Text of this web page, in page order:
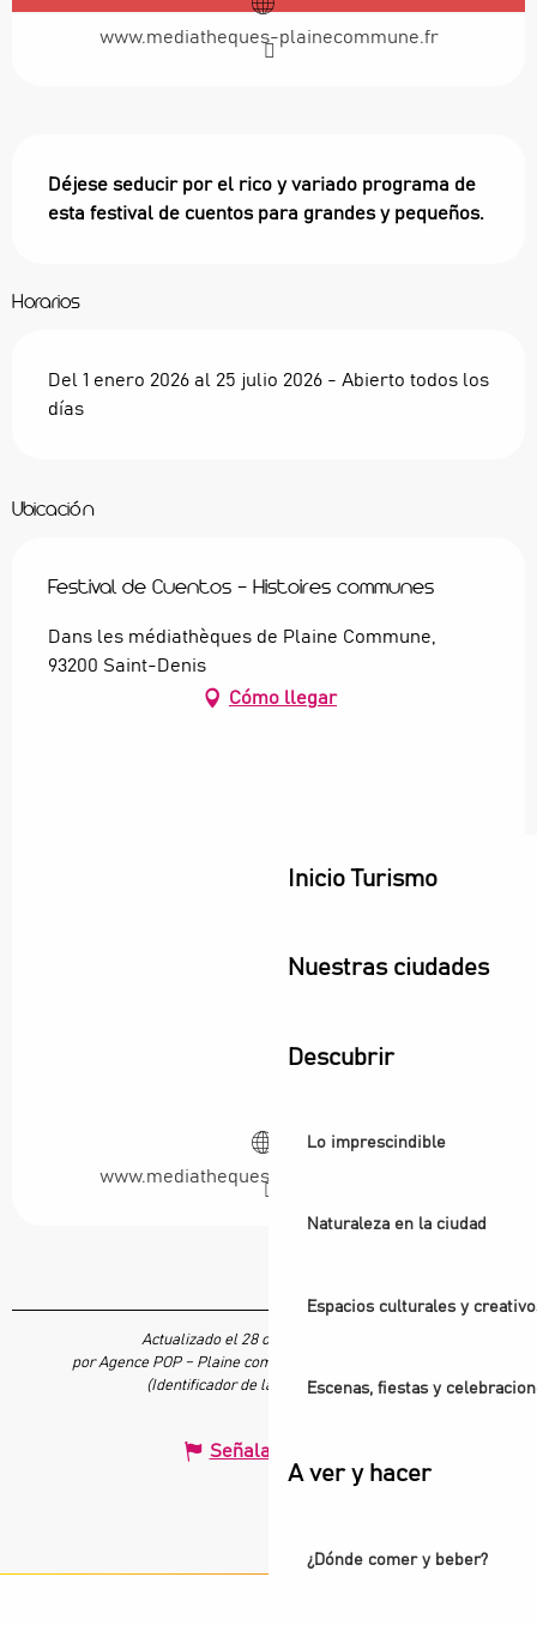
Inicio Turismo
Nuestras ciudades
Descubrir
Lo imprescindible
Naturaleza en la ciudad
Espacios culturales y
Escenas, fiestas y
A ver y hacer
¿Dónde comer y beber?
www.mediatheques-plainecommune.fr
Déjese seducir por el rico y variado programa de
esta festival de cuentos para grandes y pequeños.
Horarios
Del 1 enero 2026 al 25 julio 2026 - Abierto todos los
días
Ubicación
Festival de Cuentos - Histoires communes
Dans les médiathèques de Plaine Commune,
93200 Saint-Denis
Cómo llegar
www.mediatheques-plainecommune.fr
Actualizado el 28 octubre 2025 a 14:10
por Agence POP – Plaine commune vous Ouvre ses Portes
(Identificador de la oferta :4650792)
Señalar un error